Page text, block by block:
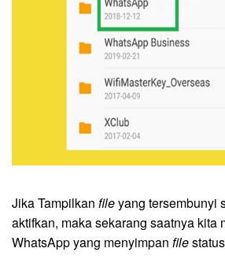
Jika Tampilkan fileyang tersembunyi
aktifkan, maka sekarang saatnya kita
WhatsApp yang menyimpan file